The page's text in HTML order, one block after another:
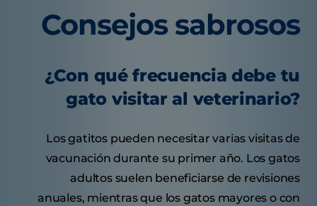
Consejos sabrosos
¿Con qué frecuencia debe tu
gato visitar al veterinario?
Los gatitos pueden necesitar varias visitas de
vacunación durante su primer año. Los gatos
adultos suelen beneficiarse de revisiones
anuales, mientras que los gatos mayores o con